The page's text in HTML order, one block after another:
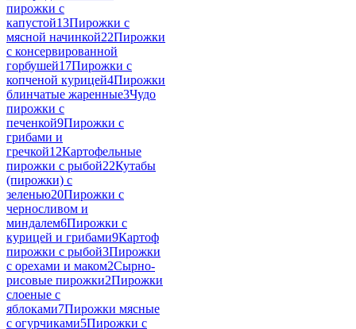
пирожки с
капустой13Пирожки с
мясной начинкой22Пирожки
с консервированной
горбушей17Пирожки с
копченой курицей4Пирожки
блинчатые жаренные3Чудо
пирожки с
печенкой9Пирожки с
грибами и
гречкой12Картофельные
пирожки с рыбой22Кутабы
(пирожки) с
зеленью20Пирожки с
черносливом и
миндалем6Пирожки с
курицей и грибами9Картоф
пирожки с рыбой3Пирожки
с орехами и маком2Сырно-
рисовые пирожки2Пирожки
слоеные с
яблоками7Пирожки мясные
с огурчиками5Пирожки с